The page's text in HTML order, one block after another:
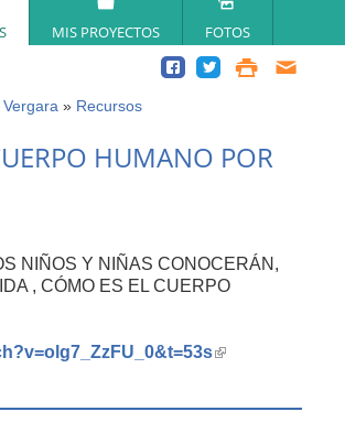
MIS PROYECTOS FOTOS
» Recursos
HUMANO POR
NIÑOS Y NIÑAS CONOCERÁN,
, CÓMO ES EL CUERPO
(link